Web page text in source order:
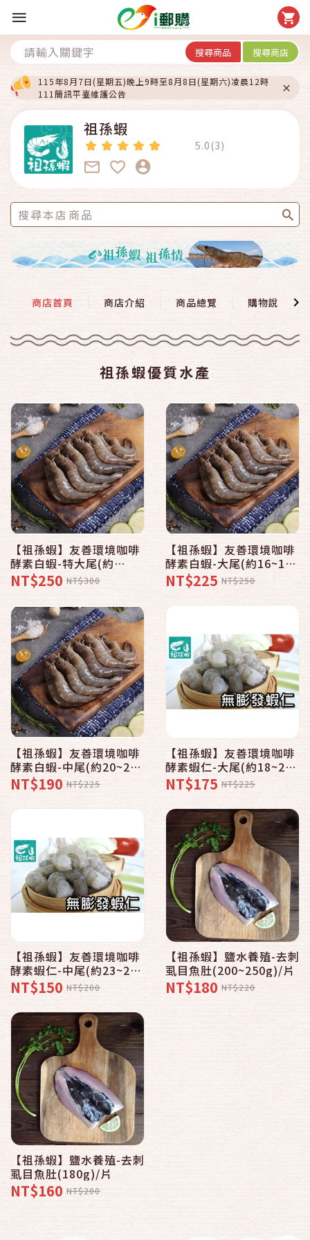
搜尋商品 搜尋商店
115年8月7日(星期五)晚上9時至8月8日(星期六)凌晨12時
111簡訊平臺維護公告
祖孫蝦
5.0(3)
商店首頁 商店介紹 商品總覽 購物說明
祖孫蝦優質水產
【祖孫蝦】友善環境咖啡
酵素白蝦-特大尾(約
12~14尾/半斤)
NT$250 NT$300
【祖孫蝦】友善環境咖啡
酵素白蝦-大尾(約16~18
尾/半斤)
NT$225 NT$250
【祖孫蝦】友善環境咖啡
酵素白蝦-中尾(約20~22
尾/半斤)
NT$190 NT$225
【祖孫蝦】友善環境咖啡
酵素蝦仁-大尾(約18~22
尾/150克)
NT$175 NT$225
【祖孫蝦】友善環境咖啡
酵素蝦仁-中尾(約23~26
尾/150克)
NT$150 NT$200
【祖孫蝦】鹽水養殖-去刺
虱目魚肚(200~250g)/片
NT$180 NT$220
【祖孫蝦】鹽水養殖-去刺
虱目魚肚(180g)/片
NT$160 NT$200